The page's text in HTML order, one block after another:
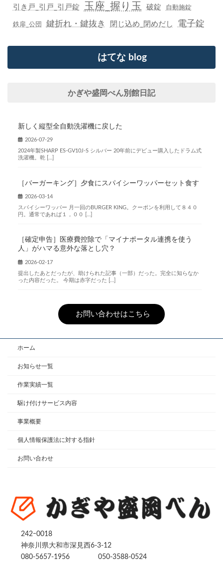
引き戸_引戸_引戸錠 玉座_握り玉 破錠 自動施錠
鉄扉_公団 鍵折れ・鍵抜き 閉じ込め_閉めだし 電子錠
はてな blog
かぎや盛岡べん別館日記
新しく縦型全自動洗濯機に戻した
2026-07-29
2024年製SHARP ES-GV10J-S シルバー 20年前にデビュー購入したドラム式
洗濯機。乾 […]
［バーガーキング］夕食にスパイシーワッパーセット食す
2026-03-14
スパイシーワッパー 月一回のBURGER KING。クーポンを利用して８４０
円。通常であれば１，００ […]
［確定申告］医療費控除で「マイナポータル連携を使う
人」がハマる意外な落とし穴？
2026-02-17
提出したあとだったが、助けられた記事（一部）だった。完全に知らなか
った内容だった。 今期は赤字だった […]
お問い合わせはこちら
ホーム
お知らせ一覧
作業実績一覧
駆け付けサービス内容
事業概要
個人情報保護法に対する指針
お問い合わせ
242ｰ0018
神奈川県大和市深見西6-3-12
080-5657-1956
050-3588-0524